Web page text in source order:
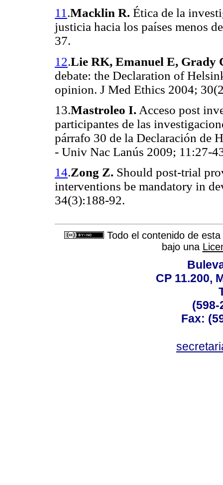
11.Macklin R. Ética de la
justicia hacia los países menos
37.
12.Lie RK, Emanuel E, Grady
debate: the Declaration of
opinion. J Med Ethics 2004;
13.Mastroleo I. Acceso post
participantes de las
párrafo 30 de la Declaración de
- Univ Nac Lanús 2009; 11:27-
14.Zong Z. Should post-trial
interventions be mandatory in
34(3):188-92.
Todo el contenido de
bajo una
CP 11.200,
(598-
Fax: